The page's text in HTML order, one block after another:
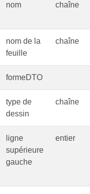
nom chaîne
nom de la
feuille
chaîne
formeDTO
type de
dessin
chaîne
ligne
supérieure
gauche
entier